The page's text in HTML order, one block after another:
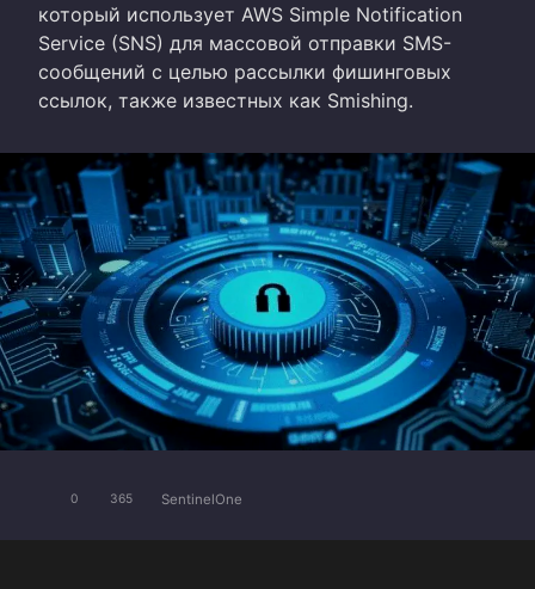
который использует AWS Simple Notification
Service (SNS) для массовой отправки SMS-
сообщений с целью рассылки фишинговых
ссылок, также известных как Smishing.
0 365 SentinelOne